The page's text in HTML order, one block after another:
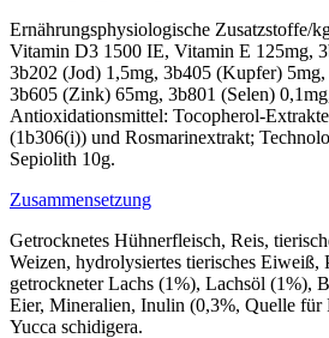
Ernährungsphysiologische Zusatzstoffe/
Vitamin D3 1500 IE, Vitamin E 125mg,
3b202 (Jod) 1,5mg, 3b405 (Kupfer)
3b605 (Zink) 65mg, 3b801 (Selen)
Antioxidationsmittel: Tocopherol-
(1b306(i)) und Rosmarinextrakt;
Sepiolith 10g.
Zusammensetzung
Getrocknetes Hühnerfleisch, Reis,
Weizen, hydrolysiertes tierisches Eiweiß,
getrockneter Lachs (1%), Lachsöl (1%),
Eier, Mineralien, Inulin (0,3%, Quelle für
Yucca schidigera.